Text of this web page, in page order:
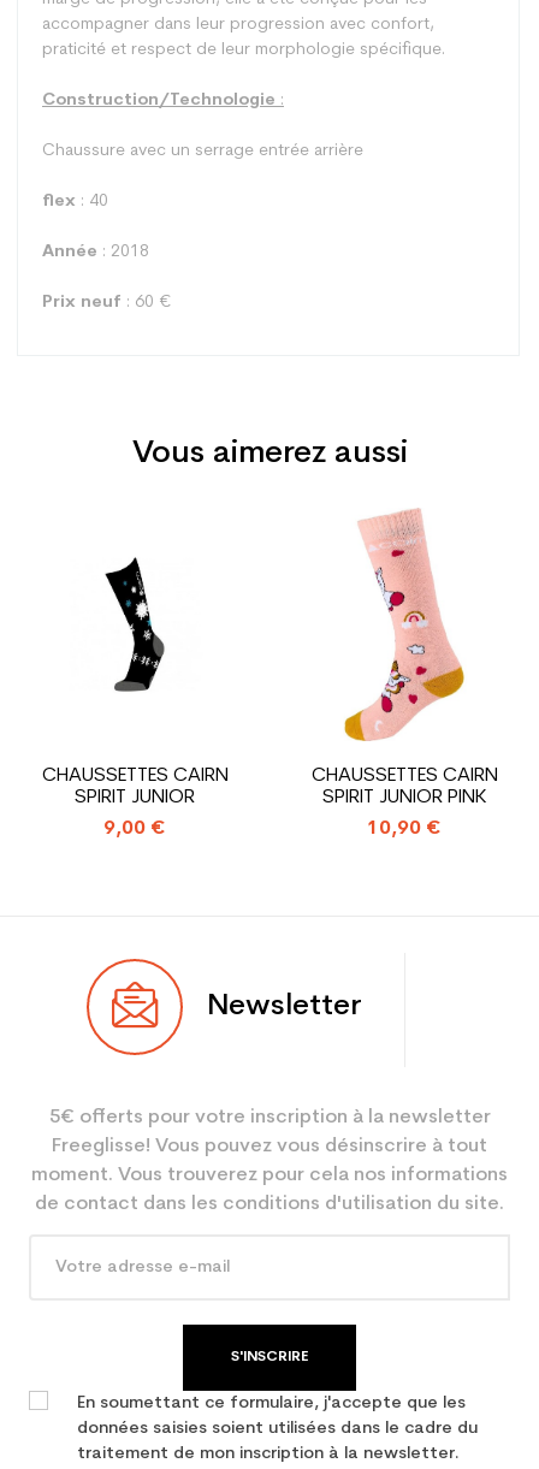
accompagner dans leur progression avec confort,
praticité et respect de leur morphologie spécifique.
Construction/Technologie :
Chaussure avec un serrage entrée arrière
flex : 40
Année : 2018
Prix neuf : 60 €
Piste
En achetant d'occasion :
junior loisir
Vous aimerez aussi
CHAUSSETTES CAIRN
SPIRIT JUNIOR
9,00 €
CHAUSSETTES CAIRN
SPIRIT JUNIOR PINK
10,90 €
Newsletter
5€ offerts pour votre inscription à la newsletter
Freeglisse! Vous pouvez vous désinscrire à tout
moment. Vous trouverez pour cela nos informations
de contact dans les conditions d'utilisation du site.
S'INSCRIRE
En soumettant ce formulaire, j'accepte que les
données saisies soient utilisées dans le cadre du
traitement de mon inscription à la newsletter.